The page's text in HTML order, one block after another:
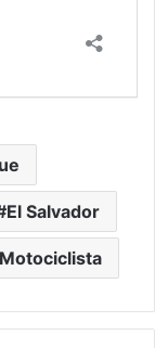
El Salvador